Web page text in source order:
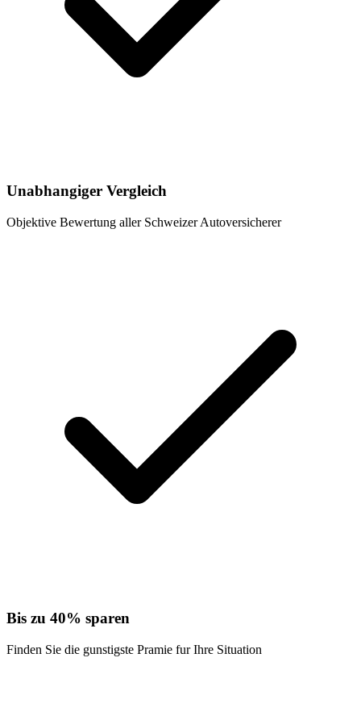
Unabhangiger Vergleich
Objektive Bewertung aller Schweizer Autoversicherer
Bis zu 40% sparen
Finden Sie die gunstigste Pramie fur Ihre Situation